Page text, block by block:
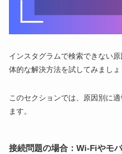
インスタグラムで検索できない
体的な解決方法を試してみましょ
このセクションでは、原因別に
ます。
接続問題の場合：Wi-Fiやモ